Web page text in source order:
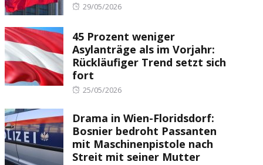
Posted
29/05/2026
45 Prozent weniger
Asylanträge als im Vorjahr:
Rückläufiger Trend setzt sich
fort
Posted
25/05/2026
Drama in Wien-Floridsdorf:
Bosnier bedroht Passanten
mit Maschinenpistole nach
Streit mit seiner Mutter